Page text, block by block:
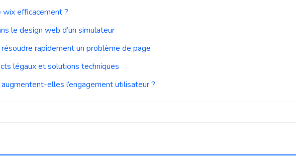
wix efficacement ?
le design web d’un simulateur
rapidement un problème de page
légaux et solutions techniques
elles l’engagement utilisateur ?